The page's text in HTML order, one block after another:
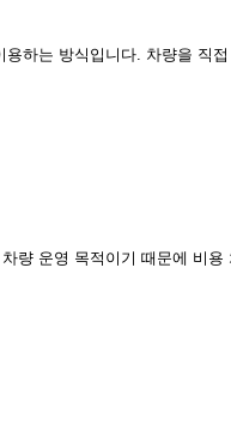
하는 방식입니다. 차량을 직
량 운영 목적이기 때문에 비